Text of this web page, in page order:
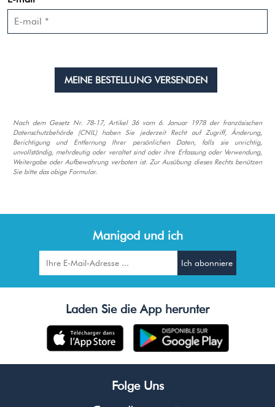
Nach dem Gesetz Nr. 78-17, Artikel 36 vom 6. Januar 1978 der französischen
Datenschutzbehörde (CNIL) haben Sie jederzeit Recht auf Zugriff, Änderung,
Berichtigung und Entfernung Ihrer persönlichen Daten, falls sie unrichtig,
unvollständig, mehrdeutig oder veraltet sind oder ihre Erfassung oder Verwendung,
Weitergabe oder Aufbewahrung verboten ist. Zur Ausübung dieses Rechts benützen
Sie bitte das obige Formular.
Manigod und ich
Folge Uns
Laden Sie die App herunter